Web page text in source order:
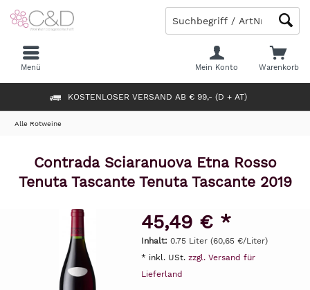
KOSTENLOSER VERSAND AB € 99,- (D + AT)
Warenkorb
Mein Konto
Menü
Alle Rotweine
Contrada Sciaranuova Etna Rosso
Tenuta Tascante Tenuta Tascante 2019
45,49 € *
Inhalt: 0.75 Liter (60,65 €/Liter)
* inkl. USt. zzgl. Versand für
Lieferland